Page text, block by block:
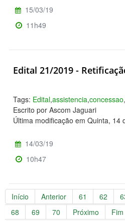
15/03/19
11h49
Edital 21/2019 -
Tags: Edital,assistencia,concessao,
Escrito por Ascom Jaguari
Última modificação em Quinta, 14
14/03/19
10h47
Início Anterior 61 62
68
69 70 Próximo
Fim